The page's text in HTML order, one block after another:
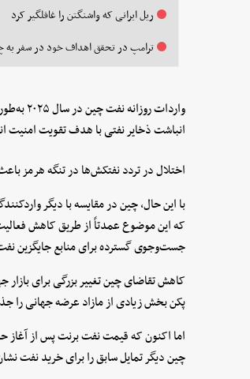
ریل ایرانی که واشنگتن را غافلگیر کرد
ترامپ در تحقق اهداف خود در سفر
انباشت ذخایر نفتی با هدف تقویت امنیت
اختلال در تردد نفتکش‌ها در تنگه هرمز باعث شد
با این حال، چین در مقایسه با دیگر
که این موضوع عمدتاً از طریق کاهش
جست‌وجوی گسترده برای منابع جایگزین
کاهش تقاضای چین تغییر بزرگی برای
پکن بخش زیادی از مازاد عرضه جهانی را
چین دیگر تمایل سابق را برای خرید نفت